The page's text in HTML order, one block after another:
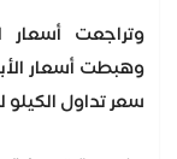
سعر تداول